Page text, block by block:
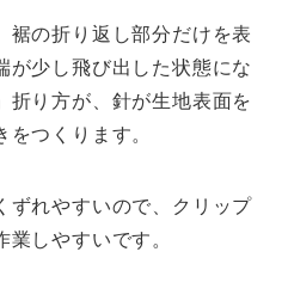
裾の折り返し部分だけを表
が少し飛び出した状態にな
折り方が、針が生地表面を
つくります。
ずれやすいので、クリップ
しやすいです。